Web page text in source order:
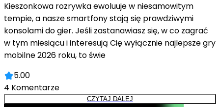
Kieszonkowa rozrywka ewoluuje w niesamowitym
tempie, a nasze smartfony stają się prawdziwymi
konsolami do gier. Jeśli zastanawiasz się, w co zagrać
w tym miesiącu i interesują Cię wyłącznie najlepsze gry
mobilne 2026 roku, to świe
5.00
4 Komentarze
CZYTAJ DALEJ